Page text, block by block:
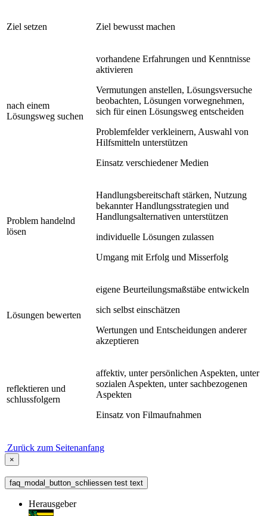
Ziel setzen Ziel bewusst machen
nach einem
Lösungsweg suchen
vorhandene Erfahrungen und Kenntnisse
aktivieren
Vermutungen anstellen, Lösungsversuche
beobachten, Lösungen vorwegnehmen,
sich für einen Lösungsweg entscheiden
Problemfelder verkleinern, Auswahl von
Hilfsmitteln unterstützen
Einsatz verschiedener Medien
Problem handelnd
lösen
Handlungsbereitschaft stärken, Nutzung
bekannter Handlungsstrategien und
Handlungsalternativen unterstützen
individuelle Lösungen zulassen
Umgang mit Erfolg und Misserfolg
Lösungen bewerten
eigene Beurteilungsmaßstäbe entwickeln
sich selbst einschätzen
Wertungen und Entscheidungen anderer
akzeptieren
reflektieren und
schlussfolgern
affektiv, unter persönlichen Aspekten, unter
sozialen Aspekten, unter sachbezogenen
Aspekten
Einsatz von Filmaufnahmen
Zurück zum Seitenanfang
×
faq_modal_button_schliessen test text
Herausgeber